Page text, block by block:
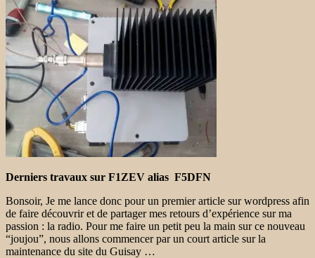
Derniers travaux sur F1ZEV alias F5DFN
Bonsoir, Je me lance donc pour un premier article sur wordpress afin
de faire découvrir et de partager mes retours d’expérience sur ma
passion : la radio. Pour me faire un petit peu la main sur ce nouveau
“joujou”, nous allons commencer par un court article sur la
maintenance du site du Guisay …